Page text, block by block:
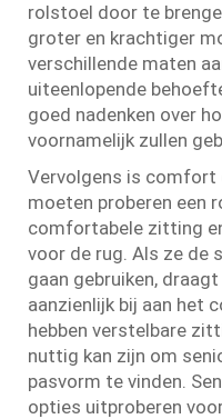
rolstoel door te
groter en krachtiger
verschillende maten
uiteenlopende
goed nadenken over
voornamelijk zullen
Vervolgens is comfort
moeten proberen een
comfortabele zitting
voor de rug. Als ze de
gaan gebruiken,
aanzienlijk bij aan het
hebben verstelbare
nuttig kan zijn om
pasvorm te vinden.
opties uitproberen